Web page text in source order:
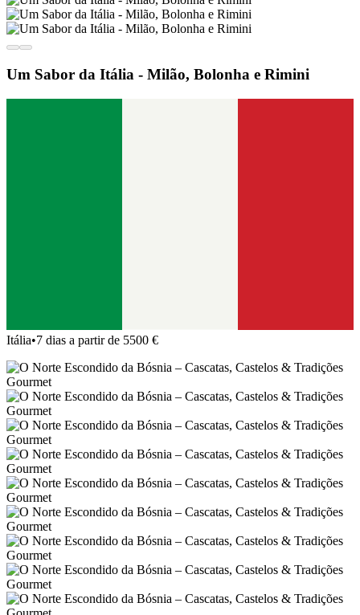
Um Sabor da Itália - Milão, Bolonha e Rimini
Itália•7 dias a partir de 5500 €